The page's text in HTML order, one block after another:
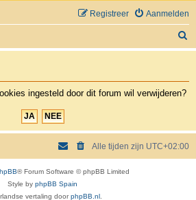
Aanmelden
Registreer
o
ingesteld door dit forum wil verwijderen?
Alle tijden zijn UTC+02:00
® Forum Software © phpBB Limited
Style by phpBB Spain
vertaling doorphpBB.nl